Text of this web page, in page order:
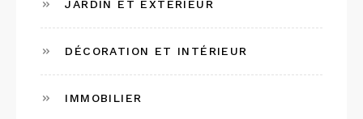
JARDIN ET EXTÉRIEUR
DÉCORATION ET INTÉRIEUR
IMMOBILIER